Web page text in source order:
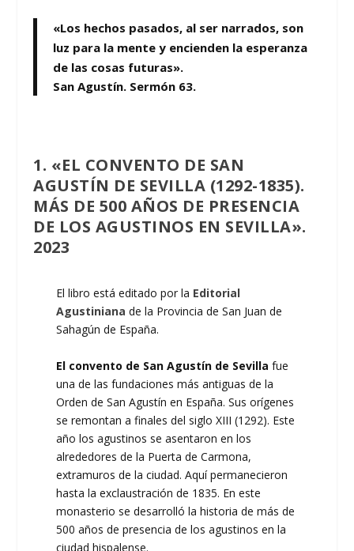
«Los hechos pasados, al ser narrados, son
luz para la mente y encienden la esperanza
de las cosas futuras».
San Agustín. Sermón 63.
1. «EL CONVENTO DE SAN
AGUSTÍN DE SEVILLA (1292-1835).
MÁS DE 500 AÑOS DE PRESENCIA
DE LOS AGUSTINOS EN SEVILLA».
2023
El libro está editado por la Editorial
Agustiniana de la Provincia de San Juan de
Sahagún de España.
El convento de San Agustín de Sevilla fue
una de las fundaciones más antiguas de la
Orden de San Agustín en España. Sus orígenes
se remontan a finales del siglo XIII (1292). Este
año los agustinos se asentaron en los
alrededores de la Puerta de Carmona,
extramuros de la ciudad. Aquí permanecieron
hasta la exclaustración de 1835. En este
monasterio se desarrolló la historia de más de
500 años de presencia de los agustinos en la
ciudad hispalense.